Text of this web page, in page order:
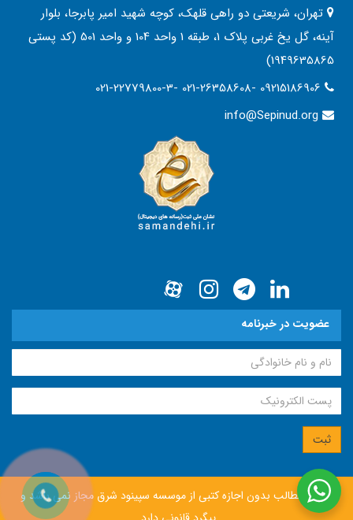
تهران، شریعتی دو راهی قلهک، کوچه شهید امیر پابرجا، بلوار
آینه، گل یخ غربی پلاک 1، طبقه 1 واحد 104 و واحد 501 (کد پستی
1949635865)
021-22779800-3- 021-26358608- 09215186906
info@Sepinud.org
عضویت در خبرنامه
انتشار مطالب بدون اجازه كتبی از موسسه سپينود شرق مجاز نمی باشد و